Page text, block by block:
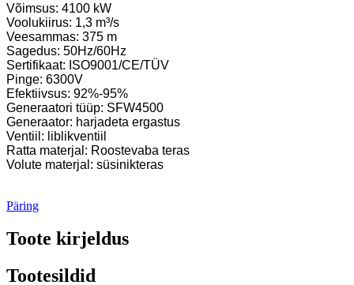
Võimsus: 4100 kW
Voolukiirus: 1,3 m³/s
Veesammas: 375 m
Sagedus: 50Hz/60Hz
Sertifikaat: ISO9001/CE/TÜV
Pinge: 6300V
Efektiivsus: 92%-95%
Generaatori tüüp: SFW4500
Generaator: harjadeta ergastus
Ventiil: liblikventiil
Ratta materjal: Roostevaba teras
Volute materjal: süsinikteras
Päring
Toote kirjeldus
Tootesildid